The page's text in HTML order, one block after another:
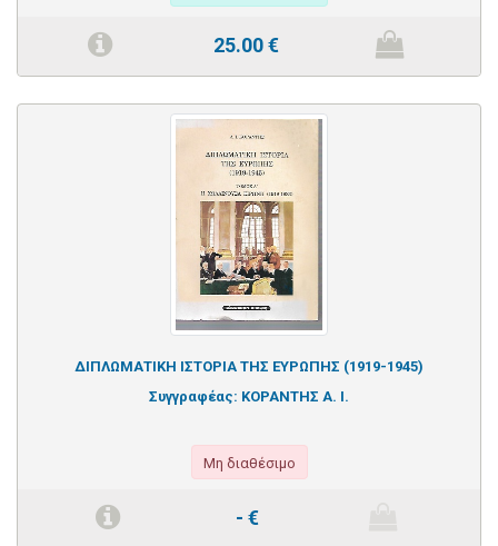
25.00€
ΔΙΠΛΩΜΑΤΙΚΗ ΙΣΤΟΡΙΑ ΤΗΣ ΕΥΡΩΠΗΣ (1919-1945)
Συγγραφέας: ΚΟΡΑΝΤΗΣ Α. Ι.
Μη διαθέσιμο
- €